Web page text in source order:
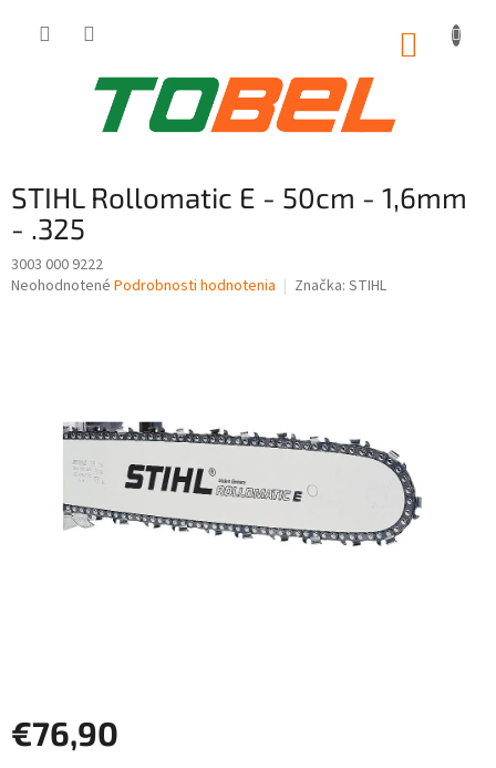
STIHL Rollomatic E - 50cm - 1,6mm
- .325
3003 000 9222
Priemerné
hviezdičiek.
Neohodnotené Podrobnosti hodnotenia Značka: STIHL
€76,90